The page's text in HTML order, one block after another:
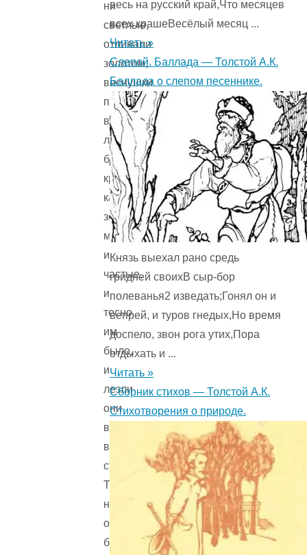
ни
светлые,
отливали
золотом,
веснушки
по
всему
лицу
были
крупные,
как
золотые
монетки,
и
частые,
и
тесно
им
было,
и
лезли
они
во
все
стороны.
Только
носик
один
был
весь на русский край,Что месяцев
всех крашеВесёлый месяц ...
Читать »
Слепой. Баллада — Толстой А.К.
Баллада о слепом песеннике.
Князь выехал рано средь
гридней своихВ сыр-бор
полеванья2 изведать;Гонял он и
вепрей, и туров гнедых,Но время
доспело, звон рога утих,Пора
отдыхать и ...
Читать »
Сборник стихов — Толстой А.К.
Стихотворения о природе.